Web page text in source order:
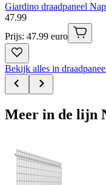
Giardino draadpaneel
47.99
Prijs: 47.99 euro
Bekijk alles in
Meer in de lijn